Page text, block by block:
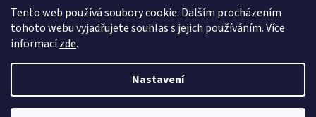
Tento web používá soubory cookie. Dalším procházením
tohoto webu vyjadřujete souhlas s jejich používáním. Více
informacízde.
Nastavení